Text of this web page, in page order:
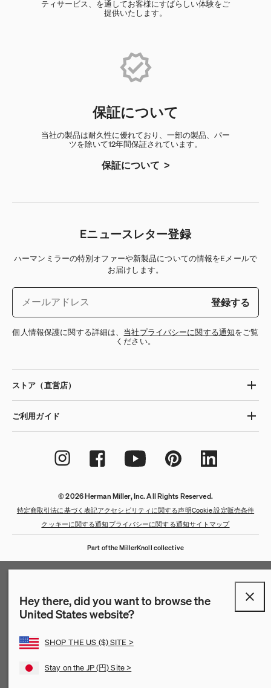
ティサービス、を通してお客様にすばらしい体験をご
提供いたします。
保証について
当社の製品は耐久性に優れており、一部の製品、パー
ツを除いて12年間保証されています。
保証について
Eニュースレター登録
ハーマンミラーの特別オファーや新製品についての情報をEメールで
お届けします。
登録する
個人情報保護に関する詳細は、 当社プライバシーに関する通知をご覧
ください。
ストア（直営店）
ご利用ガイド
© 2026 Herman Miller, Inc. All Rights Reserved.
特定商取引法に基づく表記アクセシビリティに関する声明
販売条件
クッキーに関する通知 プライバシーに関する通知サイトマップ
Cookie 設定
Part of the MillerKnoll collective
Hey there, did you want to browse the
United States website?
SHOP THE US ($) SITE >
Stay on the JP (円) Site >